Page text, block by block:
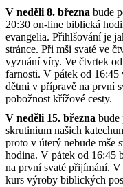
V neděli 8. března bude
20:30 on-line biblická
evangelia. Přihlšování je
stránce. Při mši svaté ve
vyznání víry. Ve čtvrtek
farnosti. V pátek od 16:45
dětmi v přípravě na první
pobožnost křížové cesty.
V neděli 15. března bude
skrutinium našich
proto v úterý nebude mše
hodina. V pátek od 16:45
na první svaté přijímání.
kurs výroby biblických